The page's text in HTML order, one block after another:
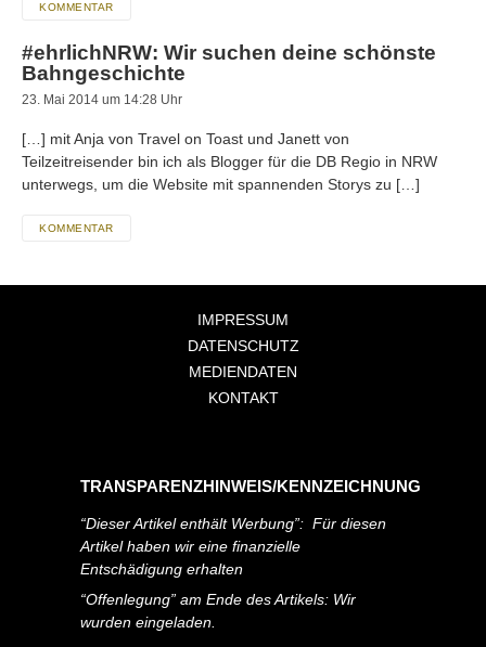
KOMMENTAR
#ehrlichNRW: Wir suchen deine schönste
Bahngeschichte
23. Mai 2014 um 14:28 Uhr
[…] mit Anja von Travel on Toast und Janett von
Teilzeitreisender bin ich als Blogger für die DB Regio in NRW
unterwegs, um die Website mit spannenden Storys zu […]
KOMMENTAR
IMPRESSUM
DATENSCHUTZ
MEDIENDATEN
KONTAKT
TRANSPARENZHINWEIS/KENNZEICHNUNG
“Dieser Artikel enthält Werbung”: Für diesen
Artikel haben wir eine finanzielle
Entschädigung erhalten
“Offenlegung” am Ende des Artikels: Wir
wurden eingeladen.